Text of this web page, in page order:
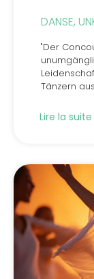
DANSE,
"Der
Tänzern
Lire la suite